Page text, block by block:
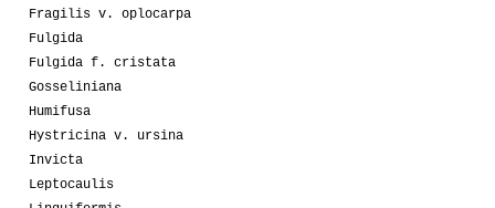
Fragilis v. oplocarpa
Fulgida
Fulgida f. cristata
Gosseliniana
Humifusa
Hystricina v. ursina
Invicta
Leptocaulis